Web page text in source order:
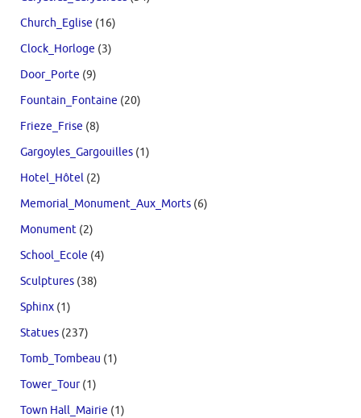
Church_Eglise (16)
Clock_Horloge (3)
Door_Porte (9)
Fountain_Fontaine (20)
Frieze_Frise (8)
Gargoyles_Gargouilles (1)
Hotel_Hôtel (2)
Memorial_Monument_Aux_Morts (6)
Monument (2)
School_Ecole (4)
Sculptures (38)
Sphinx (1)
Statues (237)
Tomb_Tombeau (1)
Tower_Tour(1)
Town Hall_Mairie (1)